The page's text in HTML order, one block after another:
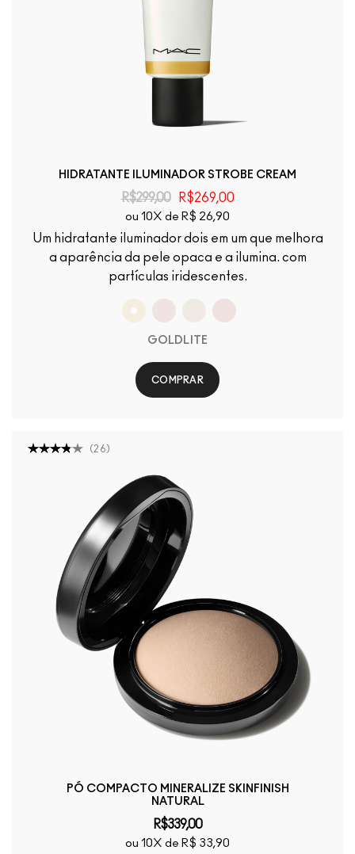
HIDRATANTE ILUMINADOR STROBE CREAM
R$299,00 R$269,00
ou 10X de R$ 26,90
Um hidratante iluminador dois em um que melhora
a aparência da pele opaca e a ilumina. com
partículas iridescentes.
GOLDLITE
COMPRAR
( 26 )
PÓ COMPACTO MINERALIZE SKINFINISH
NATURAL
R$339,00
ou 10X de R$ 33,90